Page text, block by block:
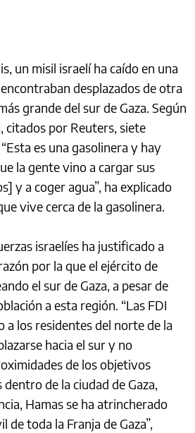
un misil israelí ha caído en una
desplazados de otra
grande del sur de Gaza. Según
citados por Reuters, siete
es una gasolinera y hay
la gente vino a cargar sus
y a coger agua”, ha explicado
vive cerca de la gasolinera.
israelíes ha justificado a
por la que el ejército de
el sur de Gaza, a pesar de
a esta región. “Las FDI
a los residentes del norte de la
hacia el sur y no
de los objetivos
de la ciudad de Gaza,
Hamas se ha atrincherado
de toda la Franja de Gaza”,